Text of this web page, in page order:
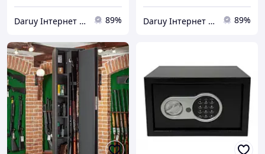
Daruy Інтернет Магазин "Туристичне спорядження" 89% Daruy Інтернет Магазин "Туристичне спорядження" 89%